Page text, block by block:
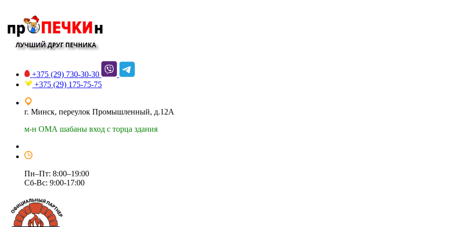
+375 (29) 730-30-30
+375 (29) 175-75-75
г. Минск, переулок Промышленный, д.12А
м-н ОМА шабаны вход с торца здания
Пн–Пт: 8:00–19:00
Сб-Вс: 9:00-17:00